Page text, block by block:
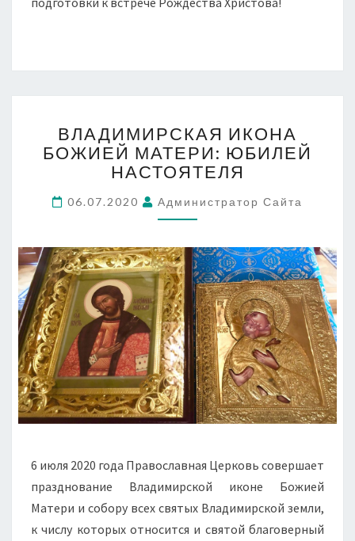
ИКОНА
БОЖИЕЙ
МАТЕРИ:
НАСТОЯТЕЛЯ
ВЛАДИМИРСКАЯ ИКОНА
БОЖИЕЙ МАТЕРИ: ЮБИЛЕЙ
НАСТОЯТЕЛЯ
06.07.2020 Администратор Сайта
6 июля 2020 года Православная Церковь совершает
празднование Владимирской иконе Божией
Матери и собору всех святых Владимирской земли,
к числу которых относится и святой благоверный